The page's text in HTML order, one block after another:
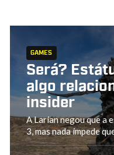
GAMES
Será?
algo
insider
A Larian negou que a
3, mas nada impede